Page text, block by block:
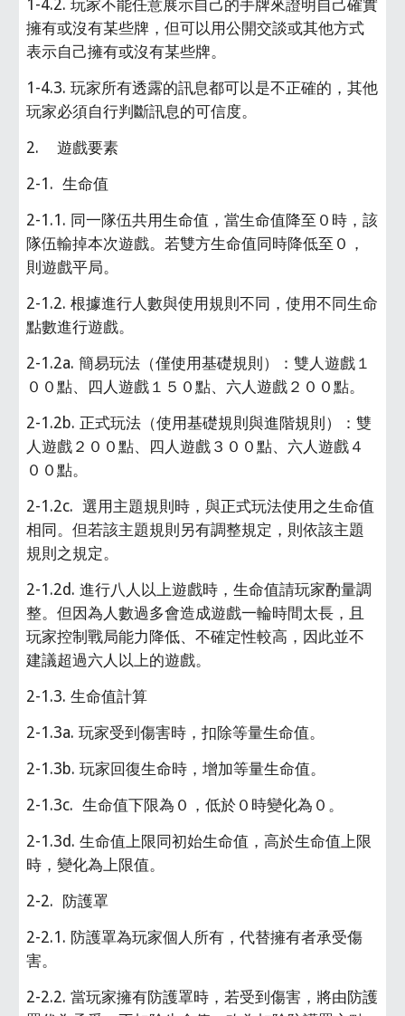
1-4.2. 玩家不能任意展示自己的手牌來證明自己確實
擁有或沒有某些牌，但可以用公開交談或其他方式
表示自己擁有或沒有某些牌。
1-4.3. 玩家所有透露的訊息都可以是不正確的，其他
玩家必須自行判斷訊息的可信度。
2.    遊戲要素
2-1.  生命值
2-1.1. 同一隊伍共用生命值，當生命值降至０時，該
隊伍輸掉本次遊戲。若雙方生命值同時降低至０，
則遊戲平局。
2-1.2. 根據進行人數與使用規則不同，使用不同生命
點數進行遊戲。
2-1.2a. 簡易玩法（僅使用基礎規則）：雙人遊戲１
００點、四人遊戲１５０點、六人遊戲２００點。
2-1.2b. 正式玩法（使用基礎規則與進階規則）：雙
人遊戲２００點、四人遊戲３００點、六人遊戲４
００點。
2-1.2c.  選用主題規則時，與正式玩法使用之生命值
相同。但若該主題規則另有調整規定，則依該主題
規則之規定。
2-1.2d. 進行八人以上遊戲時，生命值請玩家酌量調
整。但因為人數過多會造成遊戲一輪時間太長，且
玩家控制戰局能力降低、不確定性較高，因此並不
建議超過六人以上的遊戲。
2-1.3. 生命值計算
2-1.3a. 玩家受到傷害時，扣除等量生命值。
2-1.3b. 玩家回復生命時，增加等量生命值。
2-1.3c.  生命值下限為０，低於０時變化為０。
2-1.3d. 生命值上限同初始生命值，高於生命值上限
時，變化為上限值。
2-2.  防護罩
2-2.1. 防護罩為玩家個人所有，代替擁有者承受傷
害。
2-2.2. 當玩家擁有防護罩時，若受到傷害，將由防護